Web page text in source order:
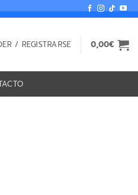
/ REGISTRARSE 0,00€